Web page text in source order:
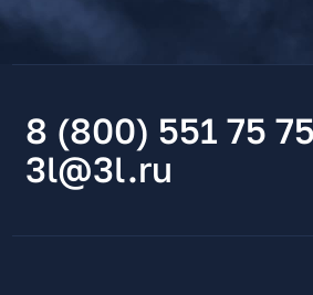
8 (800) 551 75 75
3l@3l.ru